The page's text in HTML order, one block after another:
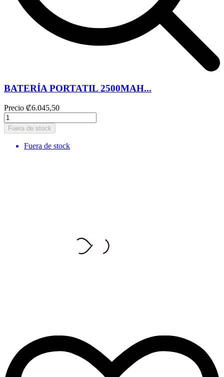
BATERÍA PORTATIL 2500MAH...
Precio ₡6.045,50
Fuera de stock
Fuera de stock